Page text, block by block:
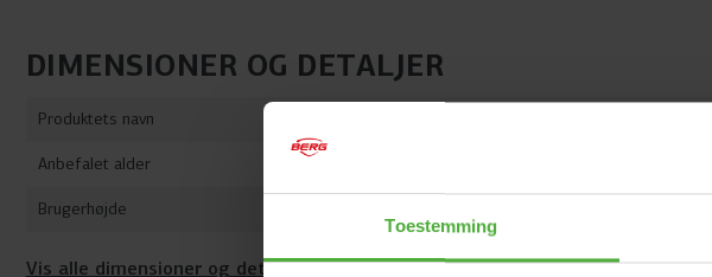
Toestemming
DIMENSIONER OG DETALJER
Produktets navn
Anbefalet alder
Brugerhøjde
Vis alle dimensioner og detaljer